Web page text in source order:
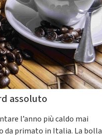
assoluto
l’anno più caldo mai
da primato in Italia. La bolla